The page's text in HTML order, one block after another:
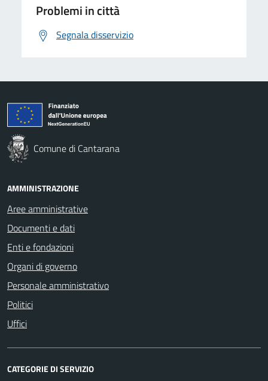
Problemi in città
Segnala disservizio
Comune di Cantarana
AMMINISTRAZIONE
Aree amministrative
Documenti e dati
Enti e fondazioni
Organi di governo
Personale amministrativo
Politici
Uffici
CATEGORIE DI SERVIZIO